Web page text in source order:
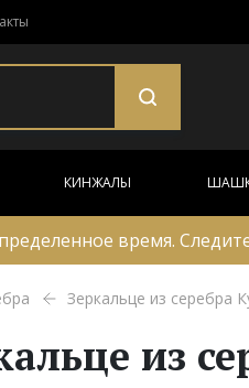
КИНЖАЛЫ
время.
Зеркальце из серебра
из